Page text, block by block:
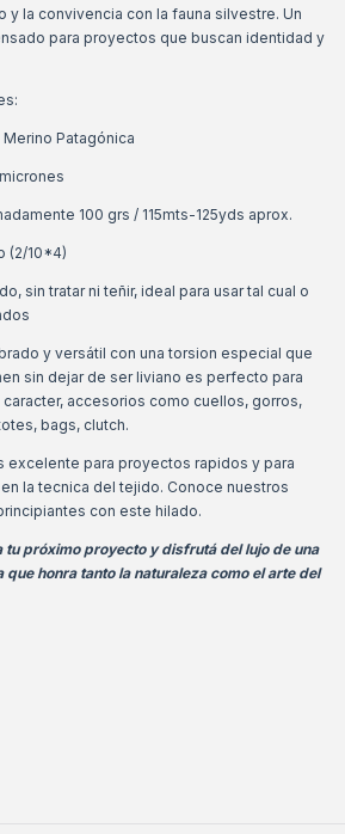
la convivencia con la fauna silvestre. Un
para proyectos que buscan identidad y
Patagónica
100 grs / 115mts-125yds aprox.
(2/10*4)
sin tratar ni teñir, ideal para usar tal cual o
y versátil con una torsion especial que
sin dejar de ser liviano es perfecto para
accesorios como cuellos, gorros,
bags, clutch.
excelente para proyectos rapidos y para
la tecnica del tejido. Conoce nuestros
con este hilado.
tu próximo proyecto y disfrutá del lujo de una
honra tanto la naturaleza como el arte del